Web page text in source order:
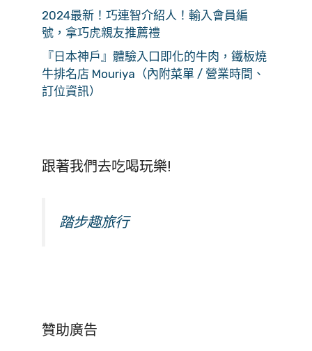
2024最新！巧連智介紹人！輸入會員編
號，拿巧虎親友推薦禮
『日本神戶』體驗入口即化的牛肉，鐵板燒
牛排名店 Mouriya（內附菜單 / 營業時間、
訂位資訊）
跟著我們去吃喝玩樂!
踏步趣旅行
贊助廣告